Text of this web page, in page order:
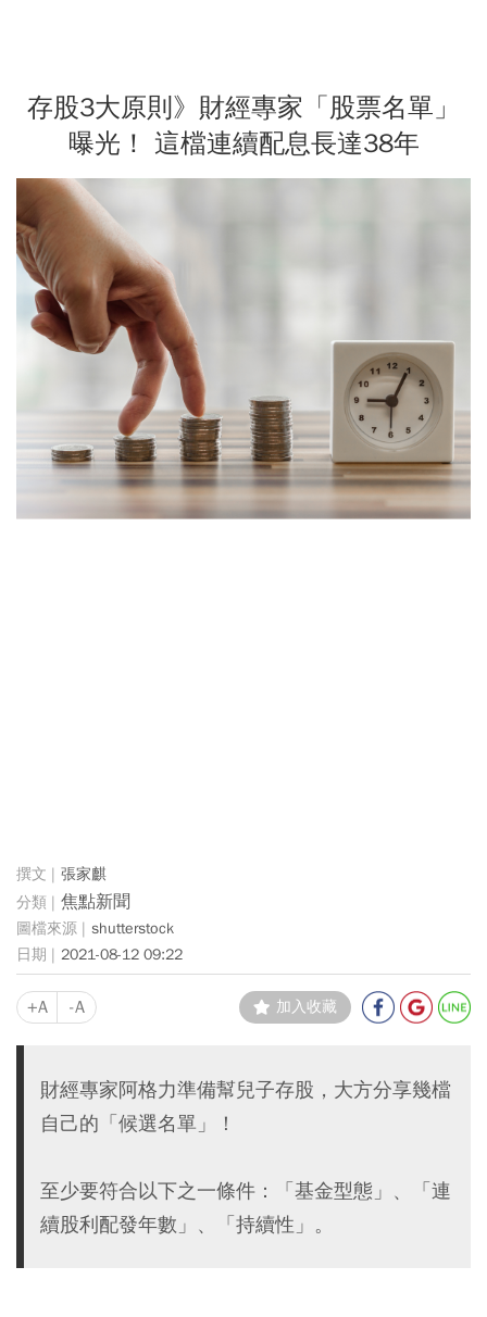
存股3大原則》財經專家「股票名單」
曝光！ 這檔連續配息長達38年
張家麒
焦點新聞
shutterstock
2021-08-12 09:22
+A -A 加入收藏
財經專家阿格力準備幫兒子存股，大方分享幾檔
自己的「候選名單」！
至少要符合以下之一條件：「基金型態」、「連
續股利配發年數」、「持續性」。